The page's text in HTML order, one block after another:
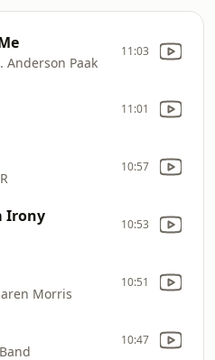
Anderson Paak
11:03
11:01
10:57
Irony 10:53
Morris
10:51
10:47